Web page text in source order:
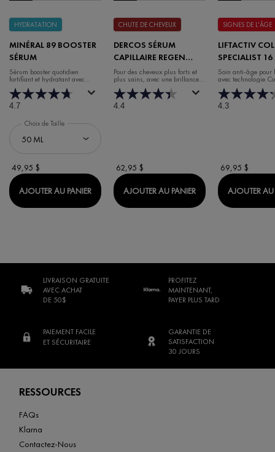
HYDRATATION
MINÉRAL 89 BOOSTER
SÉRUM
Sérum booster quotidien
fortifiant et hydratant avec
acide hyaluronique
4.7
Choix de Taille
49,95 $
AJOUTER AU PANIER MINÉRAL 89 BOOSTER SÉRUM
CHUTE DE CHEVEUX
DERCOS SÉRUM
CAPILLAIRE REGEN
BOOSTER
Pour des cheveux plus forts et
plus sains, avec une brillance et
un volume accrus.
4.4
62,95 $
AJOUTER AU PANIER DERCOS SÉRUM
SIGNES DE L'ÂGE
LIFTACTIV
SPECIALIST 16
DE JOUR
Soin anti-âge pour
avec technologie
4.3
69,95 $
AJOUTER AU
LIVRAISON GRATUITE
AVEC ACHAT
DE 50$
PROFITEZ
MAINTENANT,
PAYER PLUS TARD
PAIEMENT FACILE
ET SÉCURITAIRE
GARANTIE DE
SATISFACTION
30 JOURS
RESSOURCES
FAQs
Klarna
Contactez-Nous